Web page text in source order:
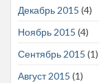
Декабрь 2015 (4)
Ноябрь 2015 (4)
Сентябрь 2015 (1)
Август 2015 (1)